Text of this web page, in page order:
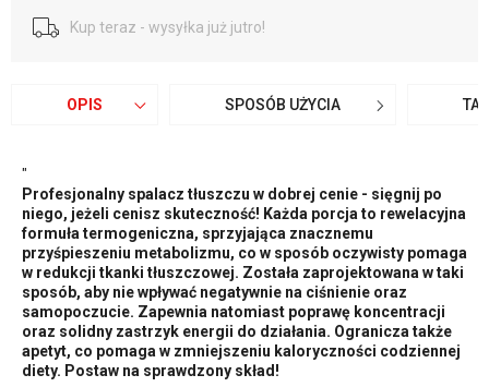
Kup teraz - wysyłka już jutro!
OPIS SPOSÓB UŻYCIA
"
Profesjonalny spalacz tłuszczu w dobrej cenie - sięgnij po
niego, jeżeli cenisz skuteczność! Każda porcja to rewelacyjna
formuła termogeniczna, sprzyjająca znacznemu
przyśpieszeniu metabolizmu, co w sposób oczywisty pomaga
w redukcji tkanki tłuszczowej. Została zaprojektowana w taki
sposób, aby nie wpływać negatywnie na ciśnienie oraz
samopoczucie. Zapewnia natomiast poprawę koncentracji
oraz solidny zastrzyk energii do działania. Ogranicza także
apetyt, co pomaga w zmniejszeniu kaloryczności codziennej
diety. Postaw na sprawdzony skład!